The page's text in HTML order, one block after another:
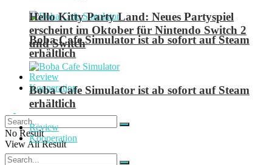
Boba Cafe Simulator ist ab sofort auf Steam
erhältlich
Review
Kooperation
No Result
View All Result
Hello Kitty Party Land: Neues Partyspiel
erscheint im Oktober für Nintendo Switch 2
und Switch
Boba Cafe Simulator ist ab sofort auf Steam
erhältlich
Review
Kooperation